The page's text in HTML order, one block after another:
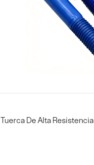
Tuerca De Alta Resistencia